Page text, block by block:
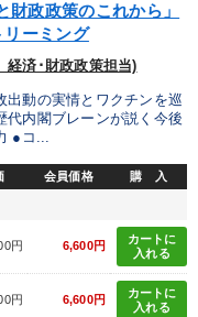
全761タイトル）からお探
政政策のこれから」
ーミング
済･財政政策担当)
出動の実情とワクチンを巡
内閣ブレーンが説く今後
●コ...
会員価格 購 入
円 6,600円
カートに
入れる
円 6,600円
カートに
入れる